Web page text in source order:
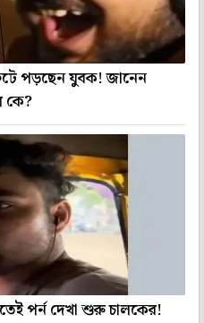
পড়ছেন যুবক! জানেন
কে?
পর্ন দেখা শুরু চালকের!